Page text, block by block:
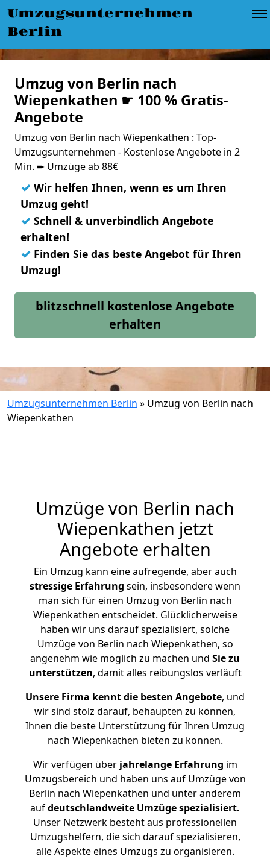
Umzugsunternehmen
Berlin
Umzug von Berlin nach
Wiepenkathen ☛ 100 % Gratis-
Angebote
Umzug von Berlin nach Wiepenkathen : Top-
Umzugsunternehmen - Kostenlose Angebote in 2
Min. ➨ Umzüge ab 88€
✓ Wir helfen Ihnen, wenn es um Ihren
Umzug geht!
✓ Schnell & unverbindlich Angebote
erhalten!
✓ Finden Sie das beste Angebot für Ihren
Umzug!
blitzschnell kostenlose Angebote
erhalten
Umzugsunternehmen Berlin » Umzug von Berlin nach
Wiepenkathen
Umzüge von Berlin nach
Wiepenkathen jetzt
Angebote erhalten
Ein Umzug kann eine aufregende, aber auch
stressige Erfahrung sein, insbesondere wenn
man sich für einen Umzug von Berlin nach
Wiepenkathen entscheidet. Glücklicherweise
haben wir uns darauf spezialisiert, solche
Umzüge von Berlin nach Wiepenkathen, so
angenehm wie möglich zu machen und Sie zu
unterstützen, damit alles reibungslos verläuft
Unsere Firma kennt die besten Angebote, und
wir sind stolz darauf, behaupten zu können,
Ihnen die beste Unterstützung für Ihren Umzug
nach Wiepenkathen bieten zu können.
Wir verfügen überjahrelange Erfahrung im
Umzugsbereich und haben uns auf Umzüge von
Berlin nach Wiepenkathen und unter anderem
aufdeutschlandweite Umzüge spezialisiert.
Unser Netzwerk besteht aus professionellen
Umzugshelfern, die sich darauf spezialisieren,
alle Aspekte eines Umzugs zu organisieren.